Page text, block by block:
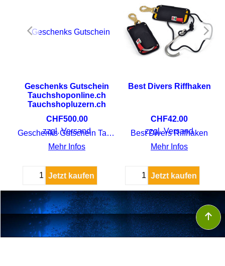
Geschenks Gutschein
Tauchshoponline.ch
Tauchshopluzern.ch
CHF500.00
zzgl. Versand
Geschenks Gutschein Tauchshoponline.ch Tauchshopluzern.ch
Mehr Infos
Jetzt kaufen
Best Divers Riffhaken
CHF42.00
zzgl. Versand
Best Divers Riffhaken
Mehr Infos
Jetzt kaufen